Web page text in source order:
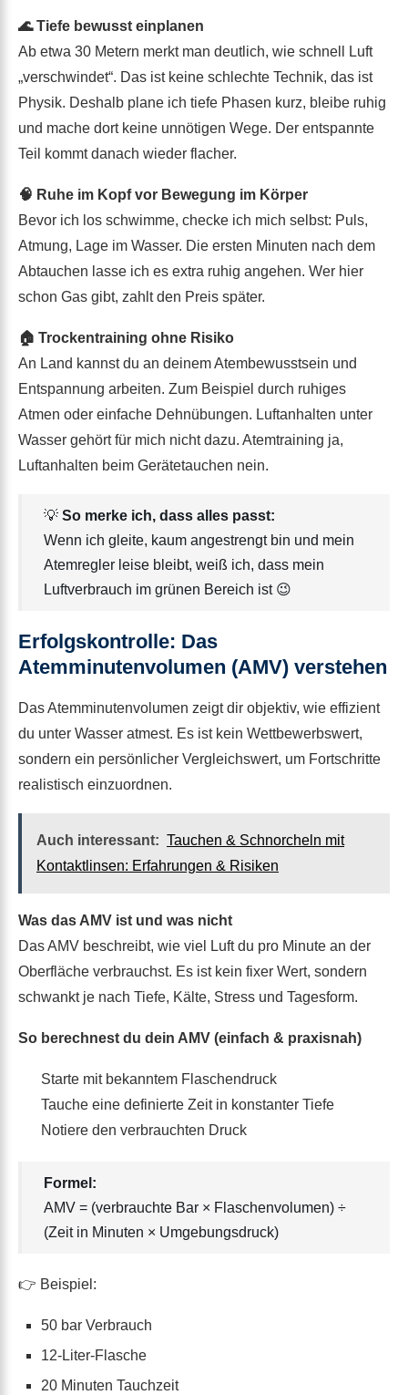
🌊 Tiefe bewusst einplanen
Ab etwa 30 Metern merkt man deutlich, wie schnell Luft
„verschwindet“. Das ist keine schlechte Technik, das ist
Physik. Deshalb plane ich tiefe Phasen kurz, bleibe ruhig
und mache dort keine unnötigen Wege. Der entspannte
Teil kommt danach wieder flacher.
🧠 Ruhe im Kopf vor Bewegung im Körper
Bevor ich los schwimme, checke ich mich selbst: Puls,
Atmung, Lage im Wasser. Die ersten Minuten nach dem
Abtauchen lasse ich es extra ruhig angehen. Wer hier
schon Gas gibt, zahlt den Preis später.
🏠 Trockentraining ohne Risiko
An Land kannst du an deinem Atembewusstsein und
Entspannung arbeiten. Zum Beispiel durch ruhiges
Atmen oder einfache Dehnübungen. Luftanhalten unter
Wasser gehört für mich nicht dazu. Atemtraining ja,
Luftanhalten beim Gerätetauchen nein.
💡 So merke ich, dass alles passt:
Wenn ich gleite, kaum angestrengt bin und mein
Atemregler leise bleibt, weiß ich, dass mein
Luftverbrauch im grünen Bereich ist 😉
Erfolgskontrolle: Das
Atemminutenvolumen (AMV) verstehen
Das Atemminutenvolumen zeigt dir objektiv, wie effizient
du unter Wasser atmest. Es ist kein Wettbewerbswert,
sondern ein persönlicher Vergleichswert, um Fortschritte
realistisch einzuordnen.
Auch interessant: Tauchen & Schnorcheln mit
Kontaktlinsen: Erfahrungen & Risiken
Was das AMV ist und was nicht
Das AMV beschreibt, wie viel Luft du pro Minute an der
Oberfläche verbrauchst. Es ist kein fixer Wert, sondern
schwankt je nach Tiefe, Kälte, Stress und Tagesform.
So berechnest du dein AMV (einfach & praxisnah)
Starte mit bekanntem Flaschendruck
Tauche eine definierte Zeit in konstanter Tiefe
Notiere den verbrauchten Druck
Formel:
AMV = (verbrauchte Bar × Flaschenvolumen) ÷
(Zeit in Minuten × Umgebungsdruck)
👉 Beispiel:
50 bar Verbrauch
12-Liter-Flasche
20 Minuten Tauchzeit